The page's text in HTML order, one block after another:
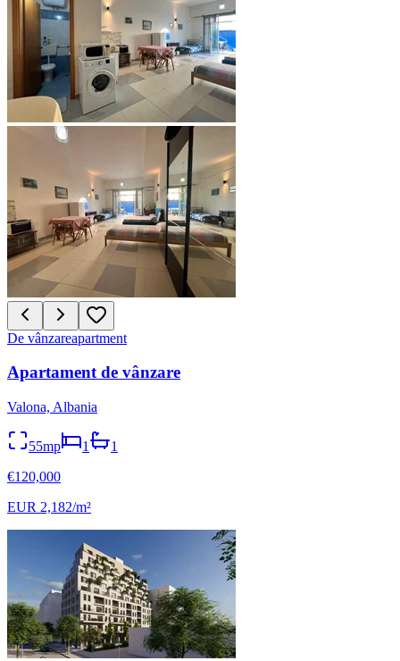
De vânzareapartment
Apartament de vânzare
Valona, Albania
55mp 1
1
€120,000
EUR 2,182/m²